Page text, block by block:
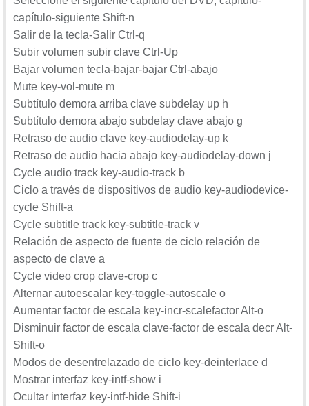
capítulo-siguiente Shift-n
Salir de la tecla-Salir Ctrl-q
Subir volumen subir clave Ctrl-Up
Bajar volumen tecla-bajar-bajar Ctrl-abajo
Mute key-vol-mute m
Subtítulo demora arriba clave subdelay up h
Subtítulo demora abajo subdelay clave abajo g
Retraso de audio clave key-audiodelay-up k
Retraso de audio hacia abajo key-audiodelay-down j
Cycle audio track key-audio-track b
Ciclo a través de dispositivos de audio key-audiodevice-
cycle Shift-a
Cycle subtitle track key-subtitle-track v
Relación de aspecto de fuente de ciclo relación de
aspecto de clave a
Cycle video crop clave-crop c
Alternar autoescalar key-toggle-autoscale o
Aumentar factor de escala key-incr-scalefactor Alt-o
Disminuir factor de escala clave-factor de escala decr Alt-
Shift-o
Modos de desentrelazado de ciclo key-deinterlace d
Mostrar interfaz key-intf-show i
Ocultar interfaz key-intf-hide Shift-i